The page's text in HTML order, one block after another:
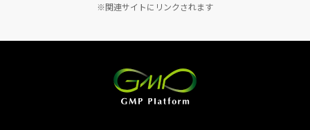
※関連サイトにリンクされます